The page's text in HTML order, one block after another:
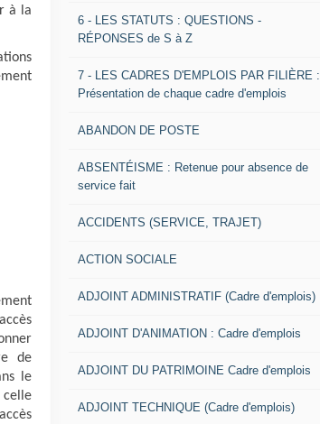
à la
de
le
celle
6 - LES STATUTS : QUESTIONS -
RÉPONSES de S à Z
7 - LES CADRES D'EMPLOIS PAR FILIÈRE :
Présentation de chaque cadre d'emplois
ABANDON DE POSTE
ABSENTÉISME : Retenue pour absence de
service fait
ACCIDENTS (SERVICE, TRAJET)
ACTION SOCIALE
ADJOINT ADMINISTRATIF (Cadre d'emplois)
ADJOINT D'ANIMATION : Cadre d'emplois
ADJOINT DU PATRIMOINE Cadre d'emplois
ADJOINT TECHNIQUE (Cadre d'emplois)